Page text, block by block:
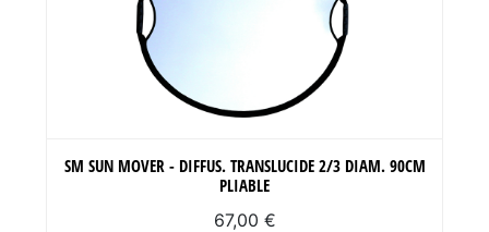
SM SUN MOVER - DIFFUS. TRANSLUCIDE 2/3 DIAM. 90CM
PLIABLE
67,00 €